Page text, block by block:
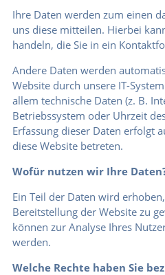
Ihre Daten werden zum einen
uns diese mitteilen. Hierbei
handeln, die Sie in ein
Andere Daten werden
Website durch unsere IT-
allem technische Daten (z. B.
Betriebssystem oder Uhrzeit
Erfassung dieser Daten erfolgt
diese Website betreten.
Wofür nutzen wir Ihre
Ein Teil der Daten wird
Bereitstellung der Website zu
können zur Analyse Ihres
werden.
Welche Rechte haben Sie